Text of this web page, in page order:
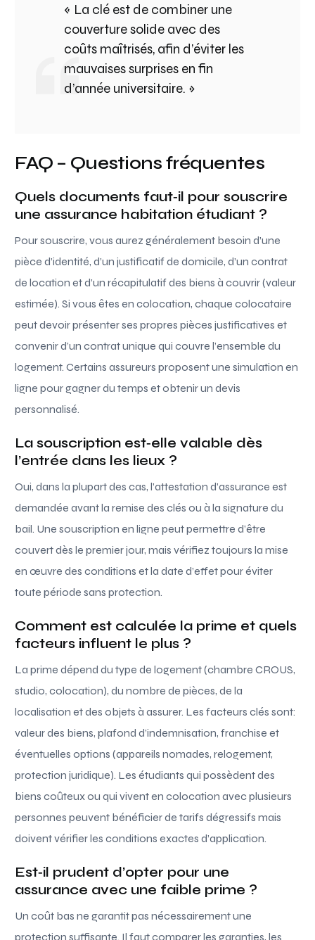
« La clé est de combiner une
couverture solide avec des
coûts maîtrisés, afin d’éviter les
mauvaises surprises en fin
d’année universitaire. »
FAQ – Questions fréquentes
Quels documents faut‑il pour souscrire
une assurance habitation étudiant ?
Pour souscrire, vous aurez généralement besoin d’une
pièce d’identité, d’un justificatif de domicile, d’un contrat
de location et d’un récapitulatif des biens à couvrir (valeur
estimée). Si vous êtes en colocation, chaque colocataire
peut devoir présenter ses propres pièces justificatives et
convenir d’un contrat unique qui couvre l’ensemble du
logement. Certains assureurs proposent une simulation en
ligne pour gagner du temps et obtenir un devis
personnalisé.
La souscription est‑elle valable dès
l’entrée dans les lieux ?
Oui, dans la plupart des cas, l’attestation d’assurance est
demandée avant la remise des clés ou à la signature du
bail. Une souscription en ligne peut permettre d’être
couvert dès le premier jour, mais vérifiez toujours la mise
en œuvre des conditions et la date d’effet pour éviter
toute période sans protection.
Comment est calculée la prime et quels
facteurs influent le plus ?
La prime dépend du type de logement (chambre CROUS,
studio, colocation), du nombre de pièces, de la
localisation et des objets à assurer. Les facteurs clés sont:
valeur des biens, plafond d’indemnisation, franchise et
éventuelles options (appareils nomades, relogement,
protection juridique). Les étudiants qui possèdent des
biens coûteux ou qui vivent en colocation avec plusieurs
personnes peuvent bénéficier de tarifs dégressifs mais
doivent vérifier les conditions exactes d’application.
Est‑il prudent d’opter pour une
assurance avec une faible prime ?
Un coût bas ne garantit pas nécessairement une
protection suffisante. Il faut comparer les garanties, les